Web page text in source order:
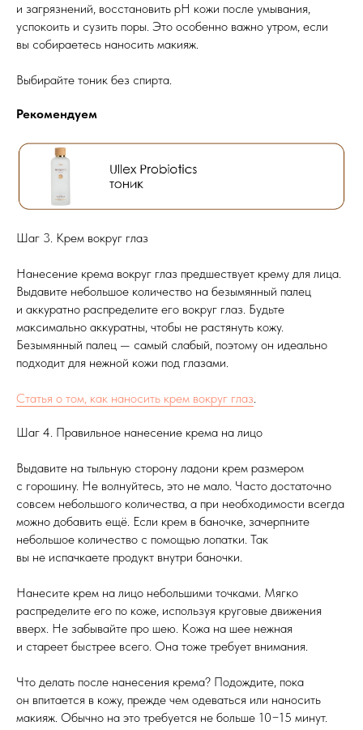
и загрязнений, восстановить pH кожи после умывания,
успокоить и сузить поры. Это особенно важно утром, если
вы собираетесь наносить макияж.
Выбирайте тоник без спирта.
Рекомендуем
Шаг 3. Крем вокруг глаз
Нанесение крема вокруг глаз предшествует крему для лица.
Выдавите небольшое количество на безымянный палец
и аккуратно распределите его вокруг глаз. Будьте
максимально аккуратны, чтобы не растянуть кожу.
Безымянный палец — самый слабый, поэтому он идеально
подходит для нежной кожи под глазами.
Статья о том, как наносить крем вокруг глаз.
Шаг 4. Правильное нанесение крема на лицо
Выдавите на тыльную сторону ладони крем размером
с горошину. Не волнуйтесь, это не мало. Часто достаточно
совсем небольшого количества, а при необходимости всегда
можно добавить ещё. Если крем в баночке, зачерпните
небольшое количество с помощью лопатки. Так
вы не испачкаете продукт внутри баночки.
Нанесите крем на лицо небольшими точками. Мягко
распределите его по коже, используя круговые движения
вверх. Не забывайте про шею. Кожа на шее нежная
и стареет быстрее всего. Она тоже требует внимания.
Что делать после нанесения крема? Подождите, пока
он впитается в кожу, прежде чем одеваться или наносить
макияж. Обычно на это требуется не больше 10−15 минут.